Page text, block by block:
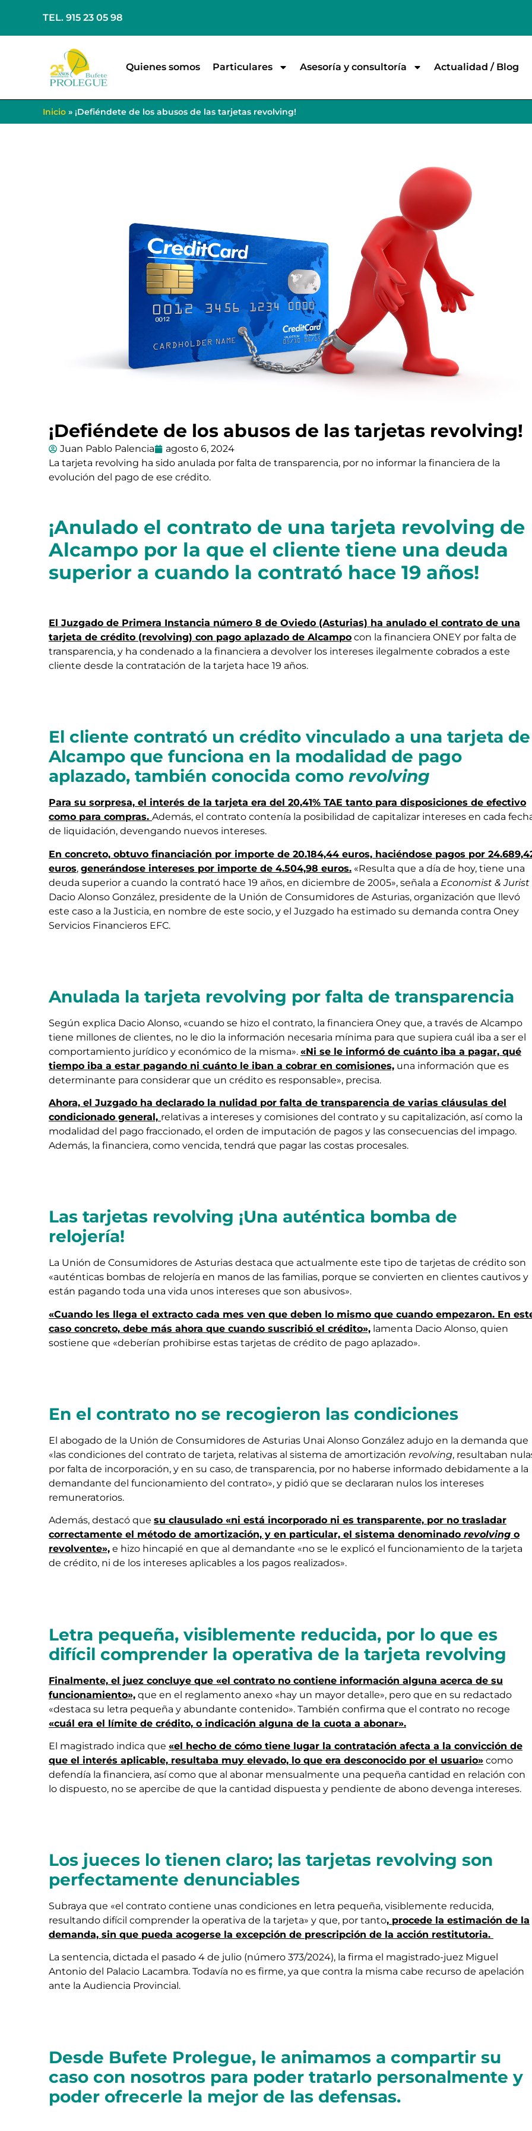
TEL. 915 23 05 98
Quienes somos Particulares Asesoría y consultoría Actualidad / Blog
Inicio » ¡Defiéndete de los abusos de las tarjetas revolving!
¡Defiéndete de los abusos de las tarjetas revolving!
Juan Pablo Palencia
agosto 6, 2024
La tarjeta revolving ha sido anulada por falta de transparencia, por no informar la financiera de la
evolución del pago de ese crédito.
¡Anulado el contrato de una tarjeta revolving de
Alcampo por la que el cliente tiene una deuda
superior a cuando la contrató hace 19 años!
El Juzgado de Primera Instancia número 8 de Oviedo (Asturias) ha anulado el contrato de una
tarjeta de crédito (revolving) con pago aplazado de Alcampo con la financiera ONEY por falta de
transparencia, y ha condenado a la financiera a devolver los intereses ilegalmente cobrados a este
cliente desde la contratación de la tarjeta hace 19 años.
El cliente contrató un crédito vinculado a una tarjeta de
Alcampo que funciona en la modalidad de pago
aplazado, también conocida como revolving
Para su sorpresa, el interés de la tarjeta era del 20,41% TAE tanto para disposiciones de efectivo
como para compras. Además, el contrato contenía la posibilidad de capitalizar intereses en cada
de liquidación, devengando nuevos intereses.
En concreto, obtuvo financiación por importe de 20.184,44 euros, haciéndose pagos por
euros, generándose intereses por importe de 4.504,98 euros. «Resulta que a día de hoy, tiene una
deuda superior a cuando la contrató hace 19 años, en diciembre de 2005», señala a Economist & Jurist
Dacio Alonso González, presidente de la Unión de Consumidores de Asturias, organización que llevó
este caso a la Justicia, en nombre de este socio, y el Juzgado ha estimado su demanda contra Oney
Servicios Financieros EFC.
Anulada la tarjeta revolving por falta de transparencia
Según explica Dacio Alonso, «cuando se hizo el contrato, la financiera Oney que, a través de Alcampo
tiene millones de clientes, no le dio la información necesaria mínima para que supiera cuál iba a ser el
comportamiento jurídico y económico de la misma». «Ni se le informó de cuánto iba a pagar, qué
tiempo iba a estar pagando ni cuánto le iban a cobrar en comisiones, una información que es
determinante para considerar que un crédito es responsable», precisa.
Ahora, el Juzgado ha declarado la nulidad por falta de transparencia de varias cláusulas del
condicionado general, relativas a intereses y comisiones del contrato y su capitalización, así como la
modalidad del pago fraccionado, el orden de imputación de pagos y las consecuencias del impago.
Además, la financiera, como vencida, tendrá que pagar las costas procesales.
Las tarjetas revolving ¡Una auténtica bomba de
relojería!
La Unión de Consumidores de Asturias destaca que actualmente este tipo de tarjetas de crédito son
«auténticas bombas de relojería en manos de las familias, porque se convierten en clientes cautivos y
están pagando toda una vida unos intereses que son abusivos».
«Cuando les llega el extracto cada mes ven que deben lo mismo que cuando empezaron. En
caso concreto, debe más ahora que cuando suscribió el crédito», lamenta Dacio Alonso, quien
sostiene que «deberían prohibirse estas tarjetas de crédito de pago aplazado».
En el contrato no se recogieron las condiciones
El abogado de la Unión de Consumidores de Asturias Unai Alonso González adujo en la demanda que
«las condiciones del contrato de tarjeta, relativas al sistema de amortización revolving, resultaban
por falta de incorporación, y en su caso, de transparencia, por no haberse informado debidamente a la
demandante del funcionamiento del contrato», y pidió que se declararan nulos los intereses
remuneratorios.
Además, destacó que su clausulado «ni está incorporado ni es transparente, por no trasladar
correctamente el método de amortización, y en particular, el sistema denominado revolving o
revolvente», e hizo hincapié en que al demandante «no se le explicó el funcionamiento de la tarjeta
de crédito, ni de los intereses aplicables a los pagos realizados».
Letra pequeña, visiblemente reducida, por lo que es
difícil comprender la operativa de la tarjeta revolving
Finalmente, el juez concluye que «el contrato no contiene información alguna acerca de su
funcionamiento», que en el reglamento anexo «hay un mayor detalle», pero que en su redactado
«destaca su letra pequeña y abundante contenido». También confirma que el contrato no recoge
«cuál era el límite de crédito, o indicación alguna de la cuota a abonar».
El magistrado indica que «el hecho de cómo tiene lugar la contratación afecta a la convicción de
que el interés aplicable, resultaba muy elevado, lo que era desconocido por el usuario» como
defendía la financiera, así como que al abonar mensualmente una pequeña cantidad en relación con
lo dispuesto, no se apercibe de que la cantidad dispuesta y pendiente de abono devenga intereses.
Los jueces lo tienen claro; las tarjetas revolving son
perfectamente denunciables
Subraya que «el contrato contiene unas condiciones en letra pequeña, visiblemente reducida,
resultando difícil comprender la operativa de la tarjeta» y que, por tanto, procede la estimación de la
demanda, sin que pueda acogerse la excepción de prescripción de la acción restitutoria.
La sentencia, dictada el pasado 4 de julio (número 373/2024), la firma el magistrado-juez Miguel
Antonio del Palacio Lacambra. Todavía no es firme, ya que contra la misma cabe recurso de apelación
ante la Audiencia Provincial.
Desde Bufete Prolegue, le animamos a compartir su
caso con nosotros para poder tratarlo personalmente y
poder ofrecerle la mejor de las defensas.